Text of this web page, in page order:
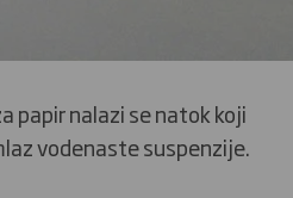
papir nalazi se natok koji
vodenaste suspenzije.